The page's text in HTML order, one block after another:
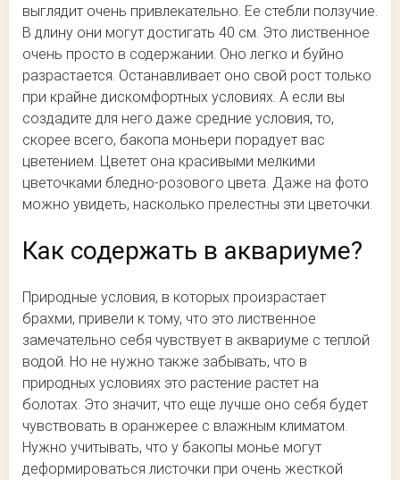
выглядит очень привлекательно. Ее стебли ползучие.
В длину они могут достигать 40 см. Это лиственное
очень просто в содержании. Оно легко и буйно
разрастается. Останавливает оно свой рост только
при крайне дискомфортных условиях. А если вы
создадите для него даже средние условия, то,
скорее всего, бакопа моньери порадует вас
цветением. Цветет она красивыми мелкими
цветочками бледно-розового цвета. Даже на фото
можно увидеть, насколько прелестны эти цветочки.
Как содержать в аквариуме?
Природные условия, в которых произрастает
брахми, привели к тому, что это лиственное
замечательно себя чувствует в аквариуме с теплой
водой. Но не нужно также забывать, что в
природных условиях это растение растет на
болотах. Это значит, что еще лучше оно себя будет
чувствовать в оранжерее с влажным климатом.
Нужно учитывать, что у бакопы монье могут
деформироваться листочки при очень жесткой